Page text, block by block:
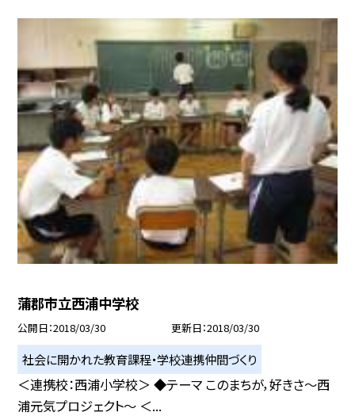
蒲郡市立西浦中学校
公開日 2018/03/30 更新日 2018/03/30
社会に開かれた教育課程・学校連携仲間づくり
＜連携校：西浦小学校＞ ◆テーマ このまちが，好きさ〜西
浦元気プロジェクト〜 ＜...